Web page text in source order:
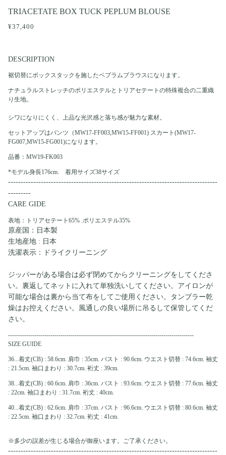
TRIACETATE BOX TUCK PEPLUM BLOUSE
¥37,400
DESCRIPTION
裾切替にボックスタックを施したペプラムブラウスになります。
ナチュラルストレッチのポリエステルとトリアセテートの特殊複合の二重織
り生地。
シワになりにくく、上品な光沢感と落ち感が魅力な素材。
セットアップはパンツ（MW17-FF003,MW15-FF001) スカート(MW17-
FG007,MW15-FG001)になります。
品番：MW19-FK003
*モデル身長176cm. 着用サイズ38サイズ
-----------------------------------------------------------------------------------
---------
CARE GIDE
表地：トリアセテート65% .ポリエステル35%
原産国：日本製
生地産地 : 日本
洗濯表示：ドライクリーニング
ジッパーがある場合は必ず閉めてからクリーニングをしてくださ
い。裏返してネットに入れて単独洗いしてください。アイロンが
可能な場合は裏から当て布をしてご使用ください。タンブラー乾
燥はお控えください。風通しの良い場所に吊るして保管してくだ
さい。
--------------------------------------------------------------------------------------------
SIZE GUIDE
36...着丈(CB) : 58.6cm. 肩巾 : 35cm. バスト : 90.6cm. ウエスト切替 : 74.6cm. 袖丈
: 21.5cm. 袖口まわり : 30.7cm. 裄丈 : 39cm.
38...着丈(CB) : 60.6cm. 肩巾 : 36cm. バスト : 93.6cm. ウエスト切替 : 77.6cm. 袖丈
: 22cm. 袖口まわり : 31.7cm. 裄丈 : 40cm.
40...着丈(CB) : 62.6cm. 肩巾 : 37cm. バスト : 96.6cm. ウエスト切替 : 80.6cm. 袖丈
: 22.5cm. 袖口まわり : 32.7cm. 裄丈 : 41cm.
※多少の誤差が生じる場合が御座います。ご了承ください。
-----------------------------------------------------------------------------------